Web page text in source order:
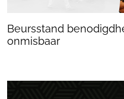
Beursstand
onmisbaar